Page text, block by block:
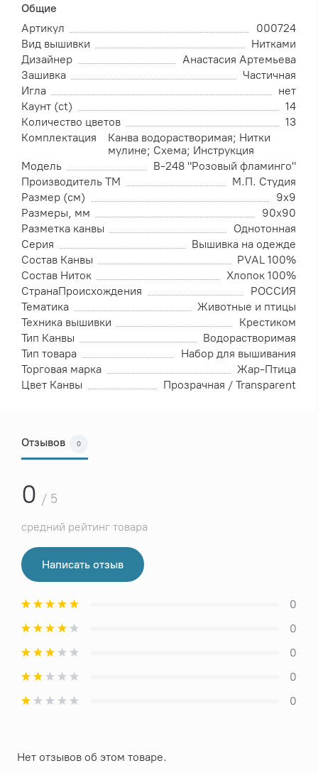
Общие
Артикул
000724
Вид вышивки
Нитками
Дизайнер
Анастасия Артемьева
Зашивка
Частичная
Игла
нет
Каунт (ct)
14
Количество цветов
13
Комплектация
Канва водорастворимая; Нитки
мулине; Схема; Инструкция
Модель
В-248 "Розовый фламинго"
Производитель ТМ
М.П. Студия
Размер (см)
9х9
Размеры, мм
90х90
Разметка канвы
Однотонная
Серия
Вышивка на одежде
Состав Канвы
PVAL 100%
Состав Ниток
Хлопок 100%
СтранаПроисхождения
РОССИЯ
Тематика
Животные и птицы
Техника вышивки
Крестиком
Тип Канвы
Водорастворимая
Тип товара
Набор для вышивания
Торговая марка
Жар-Птица
Цвет Канвы
Прозрачная / Transparent
Отзывов 0
0 / 5
средний рейтинг товара
Написать отзыв
0
0
0
0
0
Нет отзывов об этом товаре.